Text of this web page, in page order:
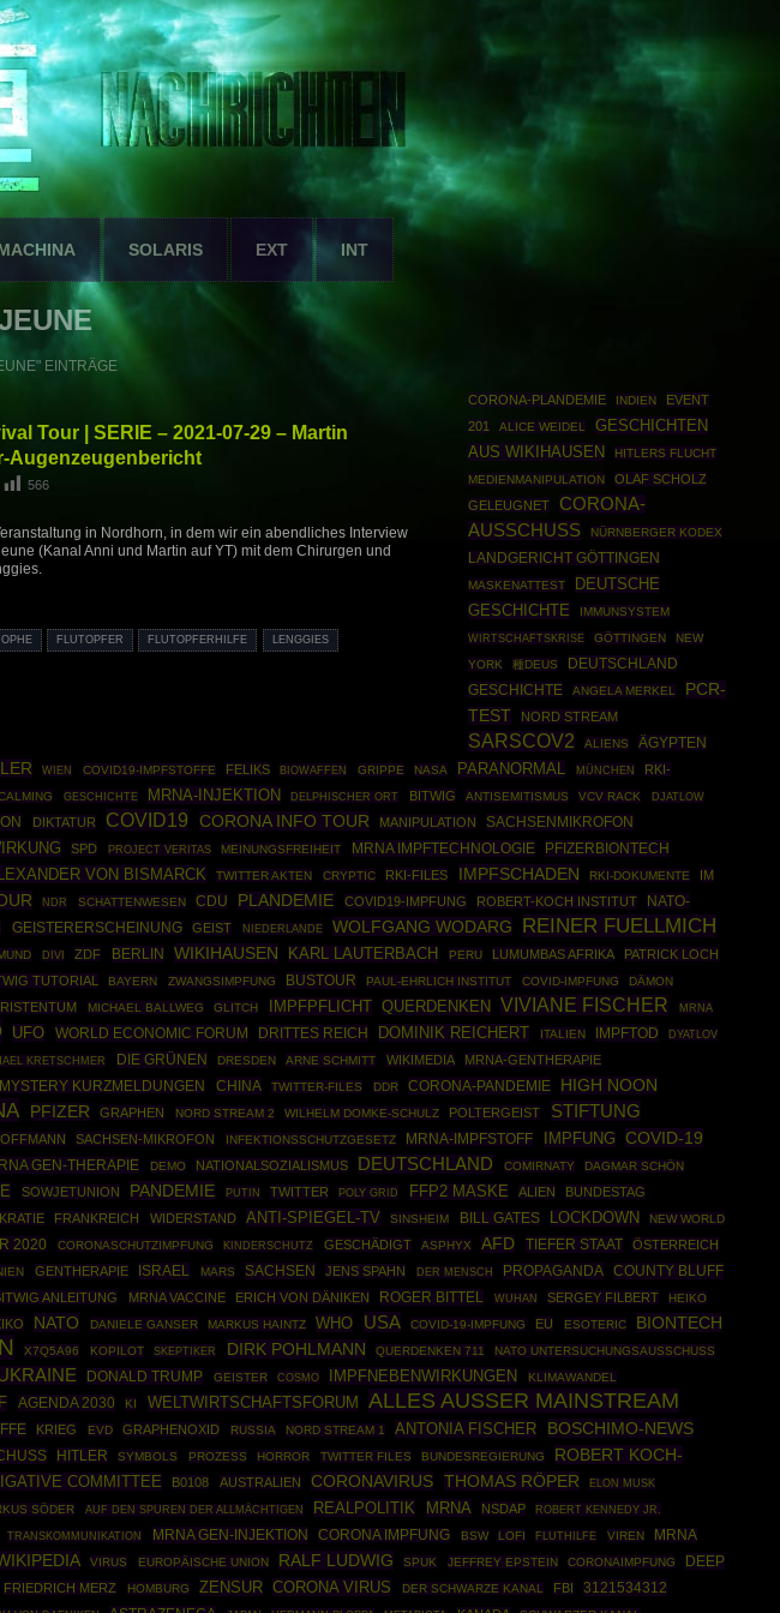
SOLARIS EXT INT
EINTRÄGE
Tour | SERIE – 2021-07-29 – Martin
Augenzeugenbericht
566
in Nordhorn, in dem wir ein abendliches Interview
(Kanal Anni und Martin auf YT) mit dem Chirurgen und
FLUTOPFER FLUTOPFERHILFE LENGGIES
CORONA-PLANDEMIE INDIEN
EVENT
201
ALICE WEIDEL
GESCHICHTEN
AUS WIKIHAUSEN
HITLERS FLUCHT
MEDIENMANIPULATION
OLAF SCHOLZ
GELEUGNET
CORONA-
AUSSCHUSS
NÜRNBERGER KODEX
LANDGERICHT GÖTTINGEN
MASKENATTEST
DEUTSCHE
GESCHICHTE
IMMUNSYSTEM
WIRTSCHAFTSKRISE
GÖTTINGEN
NEW
YORK
種DEUS
DEUTSCHLAND
GESCHICHTE
ANGELA MERKEL
PCR-
TEST
NORD STREAM
SARSCOV2 ALIENS ÄGYPTEN
WIEN COVID19-IMPFSTOFFE FELIKS BIOWAFFEN GRIPPE NASA PARANORMAL MÜNCHEN
RKI-
GESCHICHTE MRNA-INJEKTION DELPHISCHER ORT BITWIG ANTISEMITISMUS VCV RACK DJATLOW
DIKTATUR COVID19 CORONA INFO TOUR MANIPULATION SACHSENMIKROFON
SPD PROJECT VERITAS MEINUNGSFREIHEIT MRNA IMPFTECHNOLOGIE PFIZERBIONTECH
VON BISMARCK TWITTER AKTEN CRYPTIC RKI-FILES IMPFSCHADEN RKI-DOKUMENTE
IM
NDR SCHATTENWESEN CDU PLANDEMIE COVID19-IMPFUNG ROBERT-KOCH INSTITUT
NATO-
GEISTERERSCHEINUNG GEIST NIEDERLANDE WOLFGANG WODARG REINER FUELLMICH
DIVI ZDF BERLIN WIKIHAUSEN KARL LAUTERBACH PERU LUMUMBAS AFRIKA
PATRICK LOCH
TUTORIAL BAYERN ZWANGSIMPFUNG BUSTOUR PAUL-EHRLICH INSTITUT COVID-IMPFUNG DÄMON
MICHAEL BALLWEG GLITCH IMPFPFLICHT QUERDENKEN VIVIANE FISCHER
MRNA
UFO WORLD ECONOMIC FORUM DRITTES REICH DOMINIK REICHERT ITALIEN IMPFTOD DYATLOV
KRETSCHMER DIE GRÜNEN DRESDEN ARNE SCHMITT WIKIMEDIA
MRNA-GENTHERAPIE
MYSTERY KURZMELDUNGEN CHINA TWITTER-FILES DDR CORONA-PANDEMIE HIGH NOON
PFIZER GRAPHEN NORD STREAM 2 WILHELM DOMKE-SCHULZ POLTERGEIST
STIFTUNG
SACHSEN-MIKROFON INFEKTIONSSCHUTZGESETZ MRNA-IMPFSTOFF IMPFUNG COVID-19
GEN-THERAPIE DEMO NATIONALSOZIALISMUS DEUTSCHLAND COMIRNATY
DAGMAR SCHÖN
SOWJETUNION PANDEMIE PUTIN TWITTER POLY GRID FFP2 MASKE ALIEN BUNDESTAG
FRANKREICH WIDERSTAND ANTI-SPIEGEL-TV SINSHEIM BILL GATES LOCKDOWN
NEW WORLD
2020 CORONASCHUTZIMPFUNG KINDERSCHUTZ GESCHÄDIGT ASPHYX AFD TIEFER STAAT ÖSTERREICH
GENTHERAPIE ISRAEL MARS SACHSEN JENS SPAHN DER MENSCH PROPAGANDA COUNTY BLUFF
ANLEITUNG MRNA VACCINE ERICH VON DÄNIKEN ROGER BITTEL WUHAN SERGEY FILBERT
HEIKO
NATO DANIELE GANSER MARKUS HAINTZ WHO USA COVID-19-IMPFUNG EU ESOTERIC BIONTECH
X7Q5A96 KOPILOT SKEPTIKER DIRK POHLMANN QUERDENKEN 711
NATO UNTERSUCHUNGSAUSSCHUSS
DONALD TRUMP GEISTER COSMO IMPFNEBENWIRKUNGEN KLIMAWANDEL
AGENDA 2030 KI WELTWIRTSCHAFTSFORUM ALLES AUSSER MAINSTREAM
KRIEG EVD GRAPHENOXID RUSSIA NORD STREAM 1 ANTONIA FISCHER BOSCHIMO-NEWS
HITLER SYMBOLS PROZESS HORROR TWITTER FILES BUNDESREGIERUNG
ROBERT KOCH-
COMMITTEE B0108 AUSTRALIEN CORONAVIRUS THOMAS RÖPER ELON MUSK
SÖDER AUF DEN SPUREN DER ALLMÄCHTIGEN REALPOLITIK MRNA NSDAP ROBERT KENNEDY JR.
TRANSKOMMUNIKATION MRNA GEN-INJEKTION CORONA IMPFUNG BSW LOFI FLUTHILFE VIREN
MRNA
VIRUS EUROPÄISCHE UNION RALF LUDWIG SPUK JEFFREY EPSTEIN CORONAIMPFUNG
DEEP
FRIEDRICH MERZ HOMBURG ZENSUR CORONA VIRUS DER SCHWARZE KANAL FBI 3121534312